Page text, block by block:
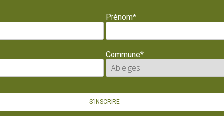
Prénom*
Commune*